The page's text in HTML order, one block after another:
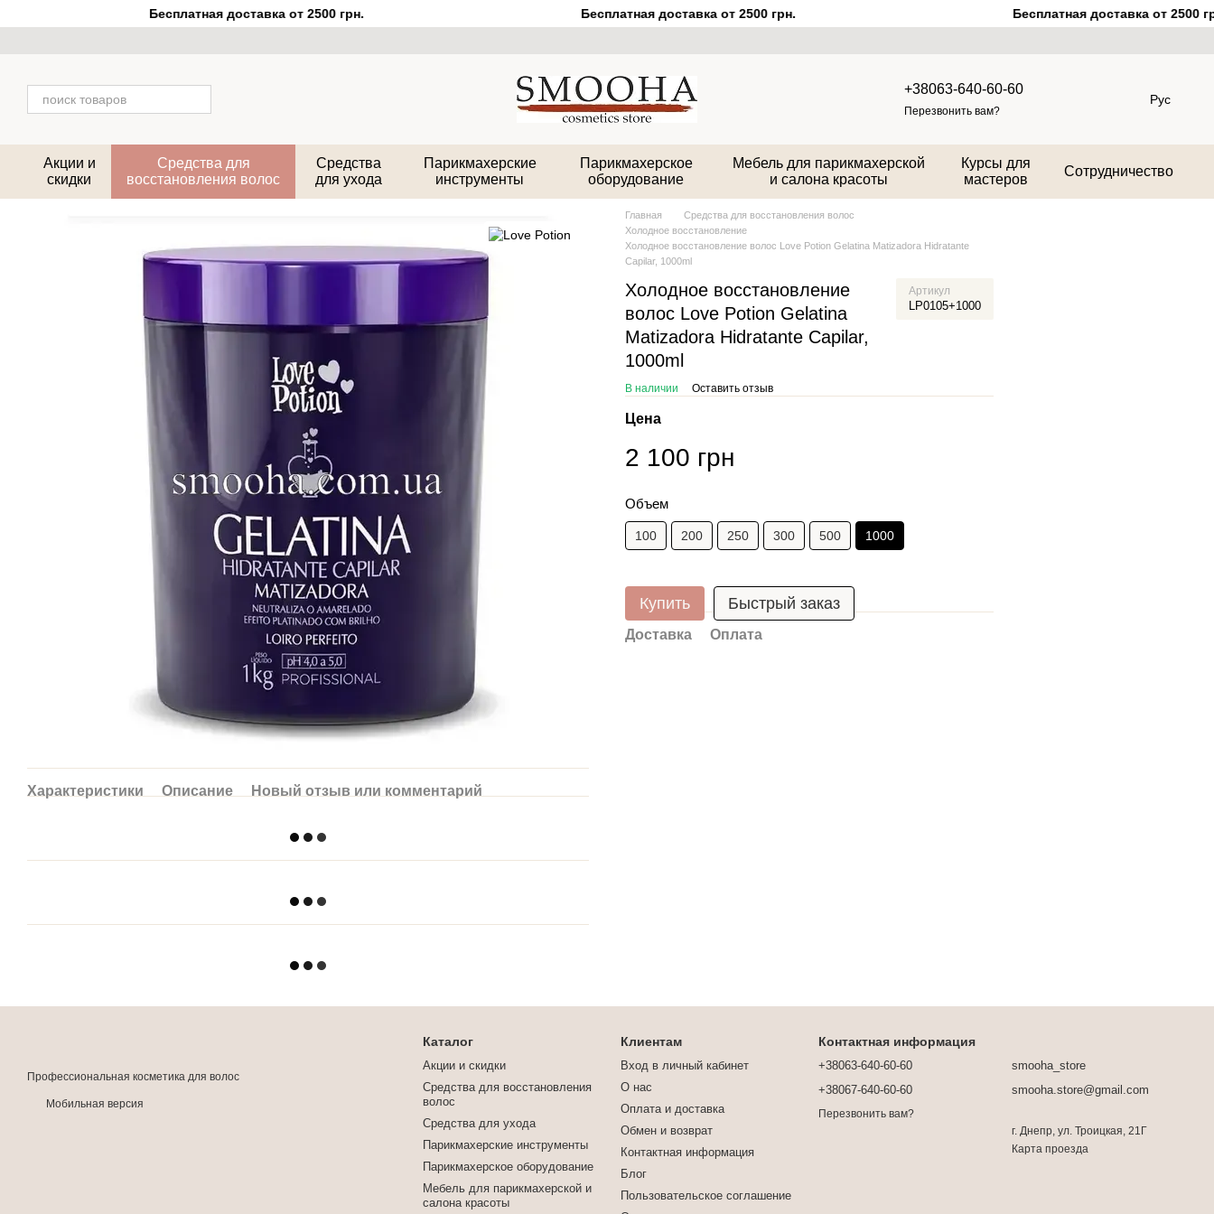
Перейти к основному контентуБесплатная доставка от 2500 грн. Бесплатная доставка от 2500 грн. Бесплатная доставка от 2500
+38063-640-60-60
Перезвонить вам?
Рус
Акции и
скидки
Средства для
восстановления волос
Средства
для ухода
Парикмахерские
инструменты
Парикмахерское
оборудование
Мебель для парикмахерской
и салона красоты
Курсы для
мастеров
Сотрудничество
Характеристики Описание Новый отзыв или комментарий
Главная
Средства для восстановления волос
Холодное восстановление
Холодное восстановление волос Love Potion Gelatina Matizadora Hidratante
Capilar, 1000ml
Холодное восстановление
волос Love Potion Gelatina
Matizadora Hidratante Capilar,
1000ml
Артикул
LP0105+1000
В наличии Оставить отзыв
Цена
2 100 грн
Объем
100 200 250 300 500 1000
Купить Быстрый заказ
Доставка Оплата
Профессиональная косметика для волос
Мобильная версия
Каталог
Акции и скидки
Средства для восстановления
волос
Средства для ухода
Парикмахерские инструменты
Парикмахерское оборудование
Мебель для парикмахерской и
салона красоты
Клиентам
Вход в личный кабинет
О нас
Оплата и доставка
Обмен и возврат
Контактная информация
Блог
Пользовательское соглашение
Контактная информация
+38063-640-60-60
+38067-640-60-60
Перезвонить вам?
smooha_store
smooha.store@gmail.com
г. Днепр, ул. Троицкая, 21Г
Карта проезда